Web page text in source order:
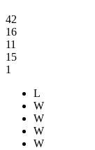
42
16
11
15
1
L
W
W
W
W